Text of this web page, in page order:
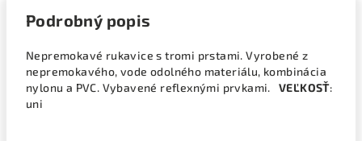
Podrobný popis
Nepremokavé rukavice s tromi prstami. Vyrobené z
nepremokavého, vode odolného materiálu, kombinácia
nylonu a PVC. Vybavené reflexnými prvkami. VEĽKOSŤ:
uni